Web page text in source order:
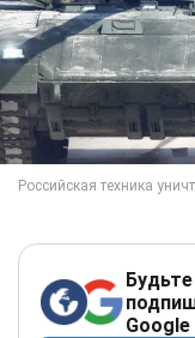
Google